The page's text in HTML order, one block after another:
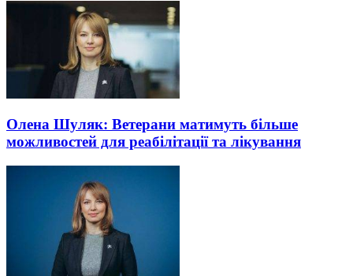
Олена Шуляк: Ветерани матимуть більше
можливостей для реабілітації та лікування